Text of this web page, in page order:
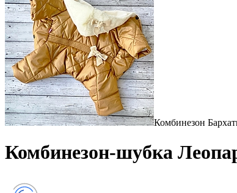
Комбинезон
Комбинезон-шубка